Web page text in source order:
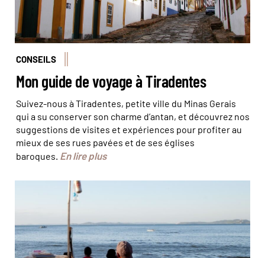
CONSEILS
Mon guide de voyage à Tiradentes
Suivez-nous à Tiradentes, petite ville du Minas Gerais
qui a su conserver son charme d’antan, et découvrez nos
suggestions de visites et expériences pour profiter au
mieux de ses rues pavées et de ses églises
baroques. En lire plus
© Baptiste Briand